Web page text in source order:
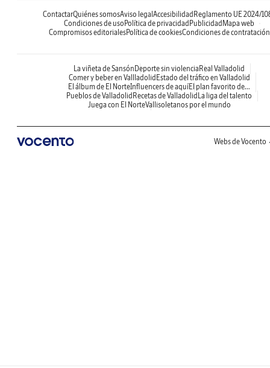
ContactarQuiénes somosAviso legal Accesibilidad Reglamento UE 2024/
Condiciones de uso Política de privacidad Publicidad Mapa web
Compromisos editorialesPolítica de cookiesCondiciones de contratación
La viñeta de Sansón Deporte sin violencia Real Valladolid
Comer y beber en Vallladolid Estado del tráfico en Valladolid
El álbum de El NorteInfluencers de aquíEl plan favorito de...
Pueblos de Valladolid Recetas de Valladolid La liga del talento
Juega con El NorteVallisoletanos por el mundo
Webs de Vocento